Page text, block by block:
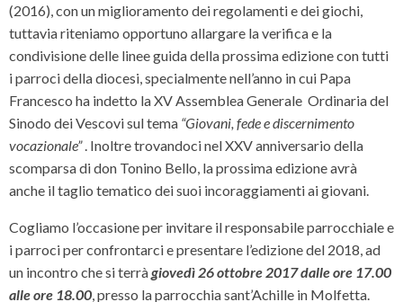
(2016), con un miglioramento dei regolamenti e dei giochi,
tuttavia riteniamo opportuno allargare la verifica e la
condivisione delle linee guida della prossima edizione con tutti
i parroci della diocesi, specialmente nell’anno in cui Papa
Francesco ha indetto la XV Assemblea Generale Ordinaria del
Sinodo dei Vescovi sul tema “Giovani, fede e discernimento
vocazionale”. Inoltre trovandoci nel XXV anniversario della
scomparsa di don Tonino Bello, la prossima edizione avrà
anche il taglio tematico dei suoi incoraggiamenti ai giovani.
Cogliamo l’occasione per invitare il responsabile parrocchiale e
i parroci per confrontarci e presentare l’edizione del 2018, ad
un incontro che si terràgiovedì 26 ottobre 2017 dalle ore 17.00
alle ore 18.00 , presso la parrocchia sant’Achille in Molfetta.